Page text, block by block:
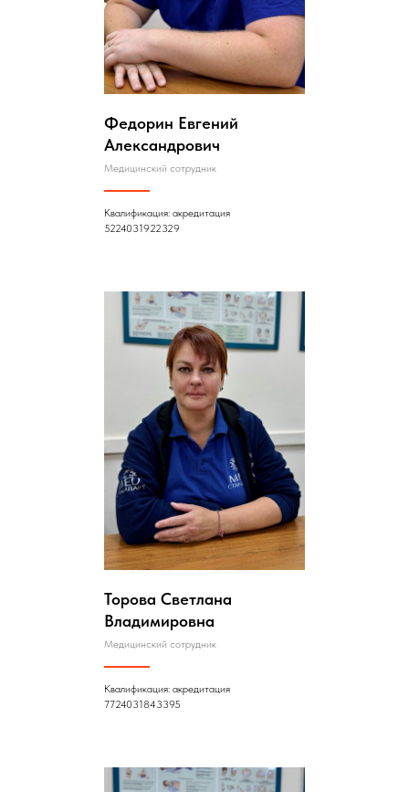
Федорин Евгений
Александрович
Медицинский сотрудник
Квалификация: акредитация
5224031922329
Торова Светлана
Владимировна
Медицинский сотрудник
Квалификация: акредитация
7724031843395